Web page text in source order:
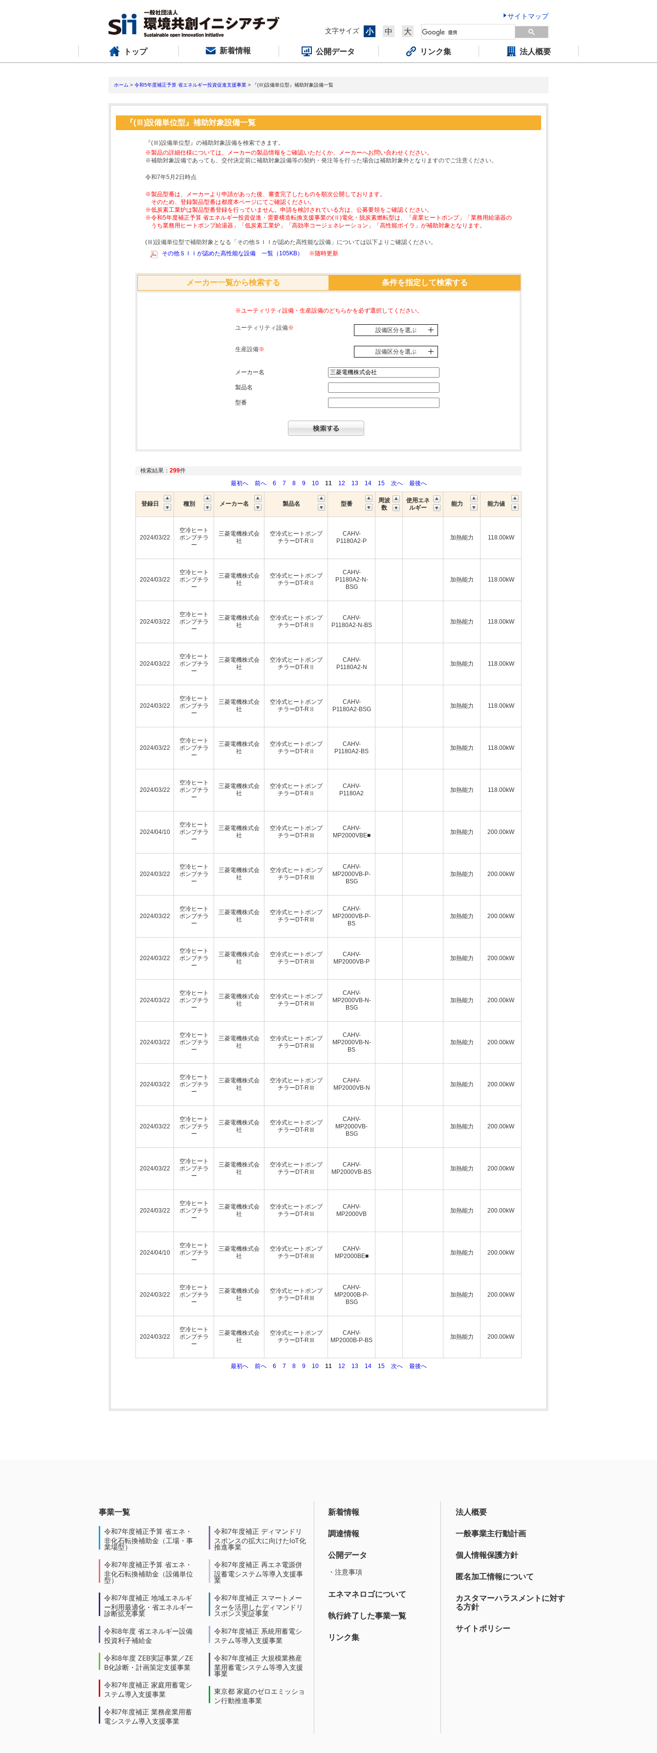
サイトマップ
文字サイズ
小 中 大
トップ 新着情報 公開データ リンク集 法人概要
ホーム > 令和5年度補正予算 省エネルギー投資促進支援事業 > 『(Ⅲ)設備単位型』補助対象設備一覧
『(Ⅲ)設備単位型』補助対象設備一覧
『(Ⅲ)設備単位型』の補助対象設備を検索できます。
※製品の詳細仕様については、メーカーの製品情報をご確認いただくか、メーカーへお問い合わせください。
※補助対象設備であっても、交付決定前に補助対象設備等の契約・発注等を行った場合は補助対象外となりますのでご注意ください。
令和7年5月2日時点
※製品型番は、メーカーより申請があった後、審査完了したものを順次公開しております。
そのため、登録製品型番は都度本ページにてご確認ください。
※低炭素工業炉は製品型番登録を行っていません。申請を検討されている方は、公募要領をご確認ください。
※令和5年度補正予算 省エネルギー投資促進・需要構造転換支援事業の(Ⅱ)電化・脱炭素燃転型は、「産業ヒートポンプ」「業務用給湯器の
うち業務用ヒートポンプ給湯器」「低炭素工業炉」「高効率コージェネレーション」「高性能ボイラ」が補助対象となります。
(Ⅲ)設備単位型で補助対象となる「その他ＳＩＩが認めた高性能な設備」については以下よりご確認ください。
その他ＳＩＩが認めた高性能な設備 一覧（105KB）
※随時更新
メーカー一覧から検索する 条件を指定して検索する
※ユーティリティ設備・生産設備のどちらかを必ず選択してください。
ユーティリティ設備※ 設備区分を選ぶ
生産設備※ 設備区分を選ぶ
メーカー名
製品名
型番
検索結果： 299件
最初へ
前へ 6 7 8 9 10 11 12 13 14 15 次へ 最後へ
登録日 種別 メーカー名 製品名 型番
周波
数
使用エネ
ルギー
能力 能力値
2024/03/22
空冷ヒート
ポンプチラ
ー
三菱電機株式会
社
空冷式ヒートポンプ
チラーDT-RⅡ
CAHV-
P1180A2-P
加熱能力 118.00kW
2024/03/22
空冷ヒート
ポンプチラ
ー
三菱電機株式会
社
空冷式ヒートポンプ
チラーDT-RⅡ
CAHV-
P1180A2-N-
BSG
加熱能力 118.00kW
2024/03/22
空冷ヒート
ポンプチラ
ー
三菱電機株式会
社
空冷式ヒートポンプ
チラーDT-RⅡ
CAHV-
P1180A2-N-BS
加熱能力 118.00kW
2024/03/22
空冷ヒート
ポンプチラ
ー
三菱電機株式会
社
空冷式ヒートポンプ
チラーDT-RⅡ
CAHV-
P1180A2-N
加熱能力 118.00kW
2024/03/22
空冷ヒート
ポンプチラ
ー
三菱電機株式会
社
空冷式ヒートポンプ
チラーDT-RⅡ
CAHV-
P1180A2-BSG
加熱能力 118.00kW
2024/03/22
空冷ヒート
ポンプチラ
ー
三菱電機株式会
社
空冷式ヒートポンプ
チラーDT-RⅡ
CAHV-
P1180A2-BS
加熱能力 118.00kW
2024/03/22
空冷ヒート
ポンプチラ
ー
三菱電機株式会
社
空冷式ヒートポンプ
チラーDT-RⅡ
CAHV-
P1180A2
加熱能力 118.00kW
2024/04/10
空冷ヒート
ポンプチラ
ー
三菱電機株式会
社
空冷式ヒートポンプ
チラーDT-RⅢ
CAHV-
MP2000VBE■
加熱能力 200.00kW
2024/03/22
空冷ヒート
ポンプチラ
ー
三菱電機株式会
社
空冷式ヒートポンプ
チラーDT-RⅢ
CAHV-
MP2000VB-P-
BSG
加熱能力 200.00kW
2024/03/22
空冷ヒート
ポンプチラ
ー
三菱電機株式会
社
空冷式ヒートポンプ
チラーDT-RⅢ
CAHV-
MP2000VB-P-
BS
加熱能力 200.00kW
2024/03/22
空冷ヒート
ポンプチラ
ー
三菱電機株式会
社
空冷式ヒートポンプ
チラーDT-RⅢ
CAHV-
MP2000VB-P
加熱能力 200.00kW
2024/03/22
空冷ヒート
ポンプチラ
ー
三菱電機株式会
社
空冷式ヒートポンプ
チラーDT-RⅢ
CAHV-
MP2000VB-N-
BSG
加熱能力 200.00kW
2024/03/22
空冷ヒート
ポンプチラ
ー
三菱電機株式会
社
空冷式ヒートポンプ
チラーDT-RⅢ
CAHV-
MP2000VB-N-
BS
加熱能力 200.00kW
2024/03/22
空冷ヒート
ポンプチラ
ー
三菱電機株式会
社
空冷式ヒートポンプ
チラーDT-RⅢ
CAHV-
MP2000VB-N
加熱能力 200.00kW
2024/03/22
空冷ヒート
ポンプチラ
ー
三菱電機株式会
社
空冷式ヒートポンプ
チラーDT-RⅢ
CAHV-
MP2000VB-
BSG
加熱能力 200.00kW
2024/03/22
空冷ヒート
ポンプチラ
ー
三菱電機株式会
社
空冷式ヒートポンプ
チラーDT-RⅢ
CAHV-
MP2000VB-BS
加熱能力 200.00kW
2024/03/22
空冷ヒート
ポンプチラ
ー
三菱電機株式会
社
空冷式ヒートポンプ
チラーDT-RⅢ
CAHV-
MP2000VB
加熱能力 200.00kW
2024/04/10
空冷ヒート
ポンプチラ
ー
三菱電機株式会
社
空冷式ヒートポンプ
チラーDT-RⅢ
CAHV-
MP2000BE■
加熱能力 200.00kW
2024/03/22
空冷ヒート
ポンプチラ
ー
三菱電機株式会
社
空冷式ヒートポンプ
チラーDT-RⅢ
CAHV-
MP2000B-P-
BSG
加熱能力 200.00kW
2024/03/22
空冷ヒート
ポンプチラ
ー
三菱電機株式会
社
空冷式ヒートポンプ
チラーDT-RⅢ
CAHV-
MP2000B-P-BS
加熱能力 200.00kW
最初へ 前へ 6 7 8 9 10 11 12 13 14 15 次へ 最後へ
事業一覧
令和7年度補正予算 省エネ・
非化石転換補助金（工場・事
業場型）
令和7年度補正予算 省エネ・
非化石転換補助金（設備単位
型）
令和7年度補正 地域エネルギ
ー利用最適化・省エネルギー
診断拡充事業
令和8年度 省エネルギー設備
投資利子補給金
令和8年度 ZEB実証事業／ZE
B化診断・計画策定支援事業
令和7年度補正 家庭用蓄電シ
ステム導入支援事業
令和7年度補正 業務産業用蓄
電システム導入支援事業
令和7年度補正 ディマンドリ
スポンスの拡大に向けたIoT化
推進事業
令和7年度補正 再エネ電源併
設蓄電システム等導入支援事
業
令和7年度補正 スマートメー
ターを活用したディマンドリ
スポンス実証事業
令和7年度補正 系統用蓄電シ
ステム等導入支援事業
令和7年度補正 大規模業務産
業用蓄電システム等導入支援
事業
東京都 家庭のゼロエミッショ
ン行動推進事業
新着情報
調達情報
公開データ
・注意事項
エネマネロゴについて
執行終了した事業一覧
リンク集
法人概要
一般事業主行動計画
個人情報保護方針
匿名加工情報について
カスタマーハラスメントに対す
る方針
サイトポリシー